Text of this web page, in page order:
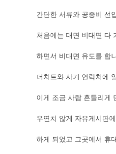
간단한 서류와 공증비 선
처음에는 대면 비대면 다
하면서 비대면 유도를 합
더치트와 사기 연락처에
이게 조금 사람 흔들리게
우연치 않게 자유게시판
하게 되었고 그곳에서 휴